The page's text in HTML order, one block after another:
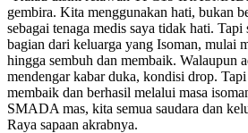
gembira. Kita menggunakan hati, bukan
sebagai tenaga medis saya tidak hati. Tapi
bagian dari keluarga yang Isoman, mulai
hingga sembuh dan membaik. Walaupun
mendengar kabar duka, kondisi drop.
membaik dan berhasil melalui masa
SMADA mas, kita semua saudara dan
Raya sapaan akrabnya.